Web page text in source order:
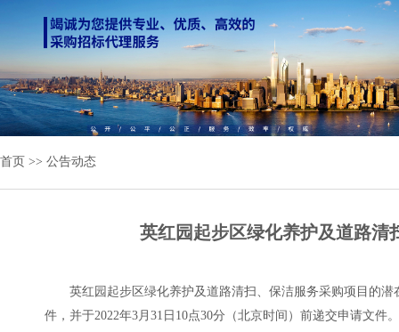
首页 >> 公告动态
英红园起步区绿化养护及道路清
英红园起步区绿化养护及道路清扫、保洁服务采购项目 的潜
件，并于2022年3月 31 日 10点30分 （北京时间）前递交申请文件。